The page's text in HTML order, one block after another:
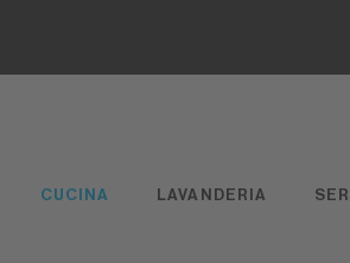
CUCINA LAVANDERIA